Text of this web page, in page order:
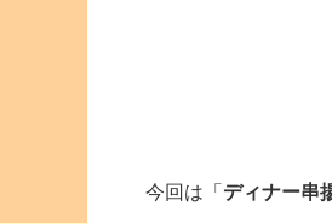
今回は「 ディナー串